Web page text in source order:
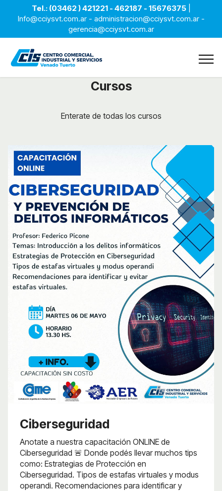
Tel.: (03462 ) 421221 - 462187 - 15676375|
Info@cciysvt.com.ar - administracion@cciysvt.com.ar -
gerencia@cciysvt.com.ar
Cursos
Enterate de todas los cursos
Ciberseguridad
Anotate a nuestra capacitación ONLINE de
Ciberseguridad 🚨 Donde podés llevar muchos tips
como: Estrategias de Protección en
Ciberseguridad. Tipos de estafas virtuales y modus
operandi. Recomendaciones para identificar y